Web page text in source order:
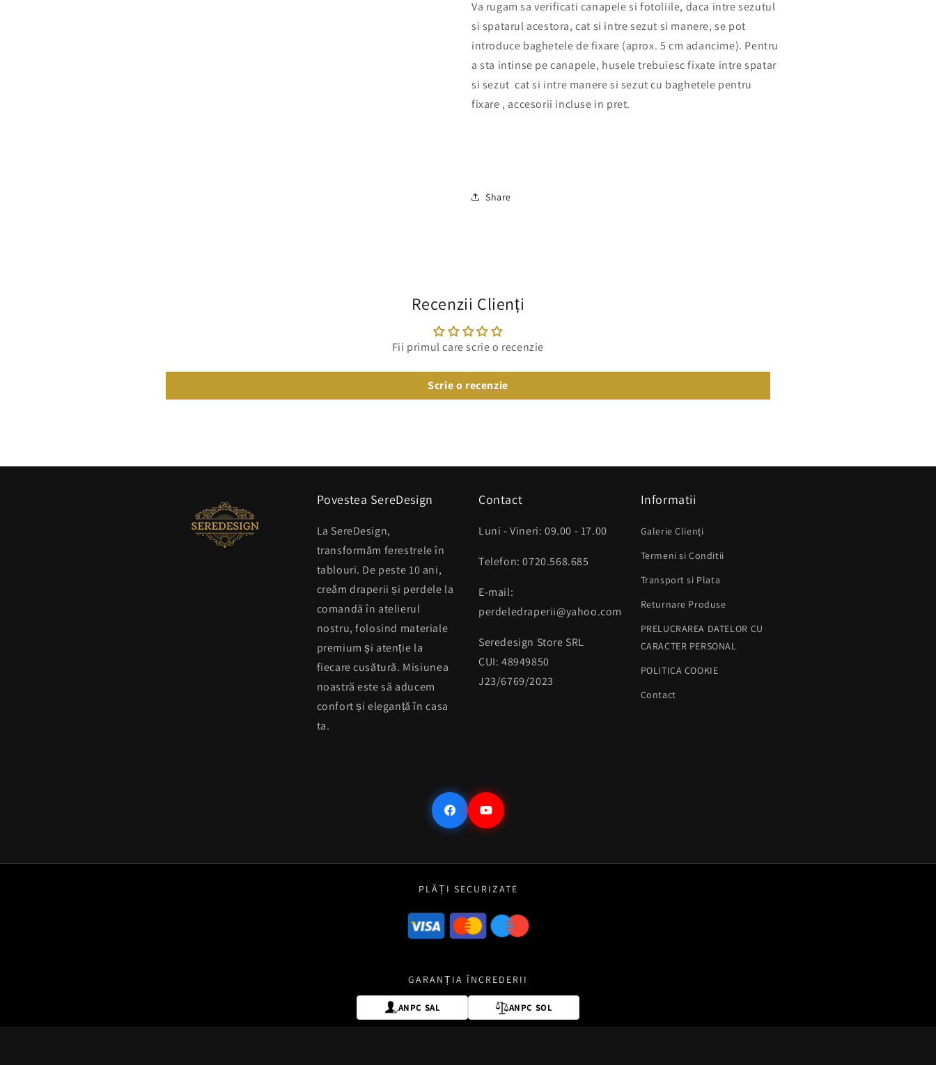
Va rugam sa verificati canapele si fotoliile, daca intre sezutul
si spatarul acestora, cat si intre sezut si manere, se pot
introduce baghetele de fixare (aprox. 5 cm adancime). Pentru
a sta intinse pe canapele, husele trebuiesc fixate intre spatar
si sezut cat si intre manere si sezut cu baghetele pentru
fixare , accesorii incluse in pret.
Share
Recenzii Clienți
Fii primul care scrie o recenzie
Scrie o recenzie
Povestea SereDesign
La SereDesign,
transformăm ferestrele în
tablouri. De peste 10 ani,
creăm draperii și perdele la
comandă în atelierul
nostru, folosind materiale
premium și atenție la
fiecare cusătură. Misiunea
noastră este să aducem
confort și eleganță în casa
ta.
Contact
Luni - Vineri: 09.00 - 17.00
Telefon: 0720.568.685
E-mail:
perdeledraperii@yahoo.com
Seredesign Store SRL
CUI: 48949850
J23/6769/2023
Informatii
Galerie Clienți
Termeni si Conditii
Transport si Plata
Returnare Produse
PRELUCRAREA DATELOR CU
CARACTER PERSONAL
POLITICA COOKIE
Contact
FacebookYouTube
PLĂȚI SECURIZATE
GARANȚIA ÎNCREDERII
ANPC SAL ANPC SOL